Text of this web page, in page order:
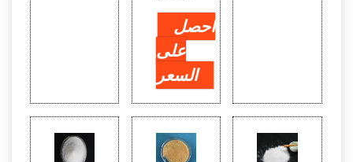
احصل
على
السعر